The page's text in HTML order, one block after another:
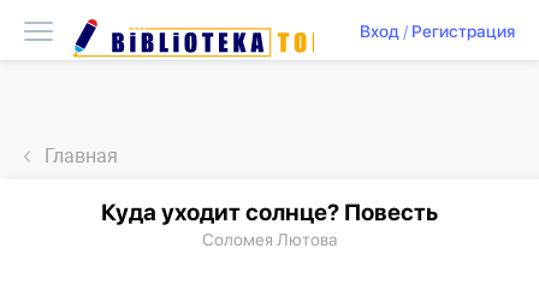
Вход/ Регистрация
Главная
Куда уходит солнце? Повесть
Соломея Лютова